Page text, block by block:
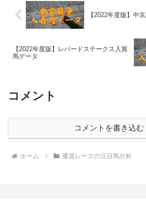
【2022年度版】中
【2022年度版】レパードステークス入賞
馬データ
コメント
コメントを書き込む
ホーム 重賞レースの注目馬分析